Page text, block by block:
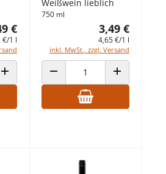
€
€/1 l
ANZAHL ERHÖHEN
Weißwein lieblich
750 ml
3,49 €
4,65 €/1 l
inkl. MwSt., zzgl. Versand
ANZAHL VERRINGERNANZAHL